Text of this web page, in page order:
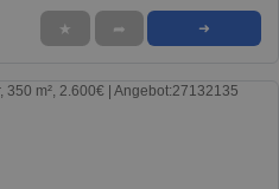
★ ➦ ➜